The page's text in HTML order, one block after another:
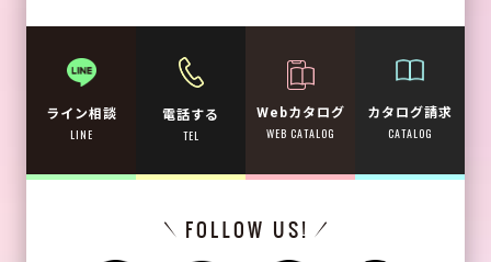
ライン相談
LINE
電話する
TEL
Webカタログ
WEB CATALOG
カタログ請求
CATALOG